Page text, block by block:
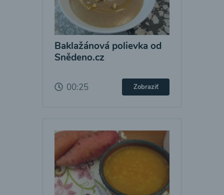
Baklažánová polievka od
Snědeno.cz
00:25 Zobraziť